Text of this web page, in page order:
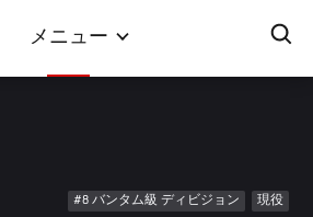
メニュー
#8 バンタム級 ディビジョン 現役